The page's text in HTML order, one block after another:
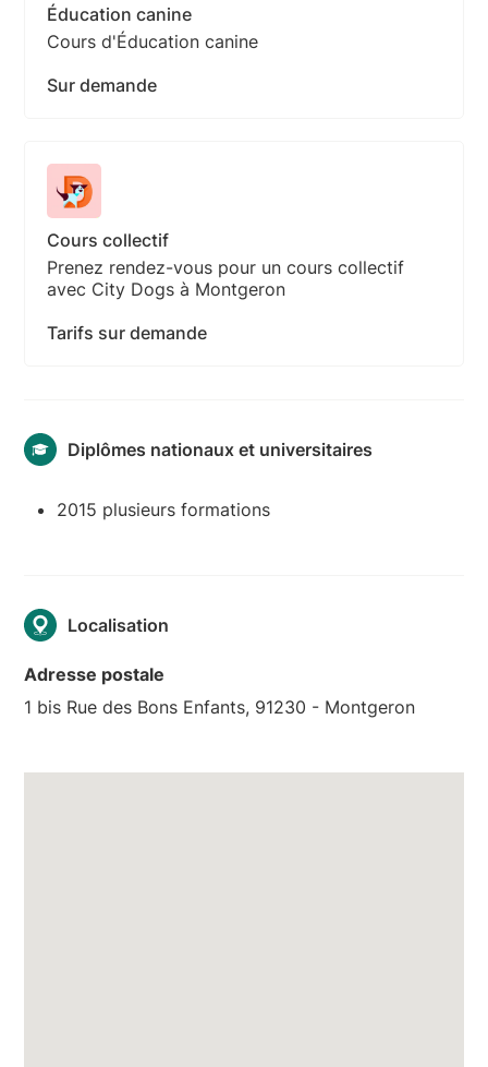
Éducation canine
Cours d'Éducation canine
Sur demande
Cours collectif
Prenez rendez-vous pour un cours collectif
avec City Dogs à Montgeron
Tarifs sur demande
Diplômes nationaux et universitaires
2015 plusieurs formations
Localisation
Adresse postale
1 bis Rue des Bons Enfants, 91230 - Montgeron